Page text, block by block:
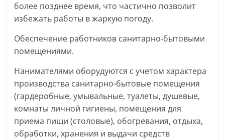
более позднее время, что частично позволит
избежать работы в жаркую погоду.
Обеспечение работников санитарно-бытовыми
помещениями.
Нанимателями оборудуются с учетом характера
производства санитарно-бытовые помещения
(гардеробные, умывальные, туалеты, душевые,
комнаты личной гигиены, помещения для
приема пищи (столовые), обогревания, отдыха,
обработки, хранения и выдачи средств